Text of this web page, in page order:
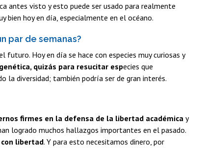
antes visto y esto puede ser usado para realmente
bien hoy en día, especialmente en el océano.
par de semanas?
Hoy en día se hace con especies muy curiosas y
quizás para resucitar especies que
la diversidad; también podría ser de gran interés.
firmes en la defensa de la libertad académica y
logrado muchos hallazgos importantes en el pasado.
libertad. Y para esto necesitamos dinero, por